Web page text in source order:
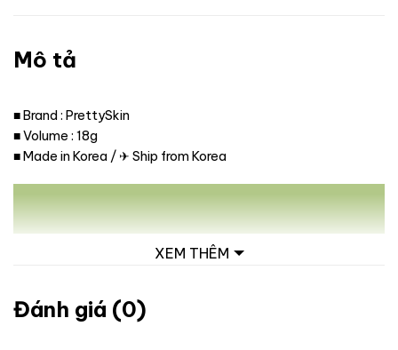
Mô tả
■ Brand : PrettySkin
■ Volume : 18g
■ Made in Korea / ✈ Ship from Korea
XEM THÊM
Đánh giá (0)